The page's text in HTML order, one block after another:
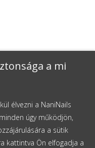
a mi
élvezni a NaniNails
úgy működjön,
a sütik
kattintva Ön elfogadja a